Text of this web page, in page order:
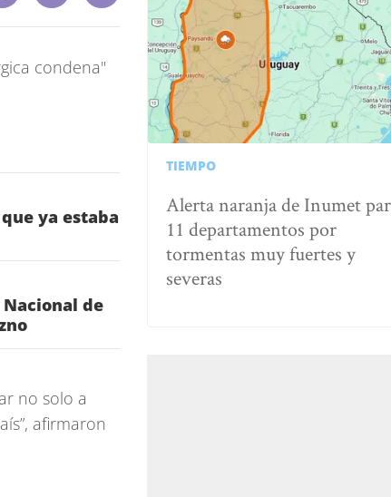
condena"
ya estaba
de
no solo a
afirmaron
TIEMPO
Alerta naranja de Inumet
11 departamentos por
tormentas muy fuertes y
severas